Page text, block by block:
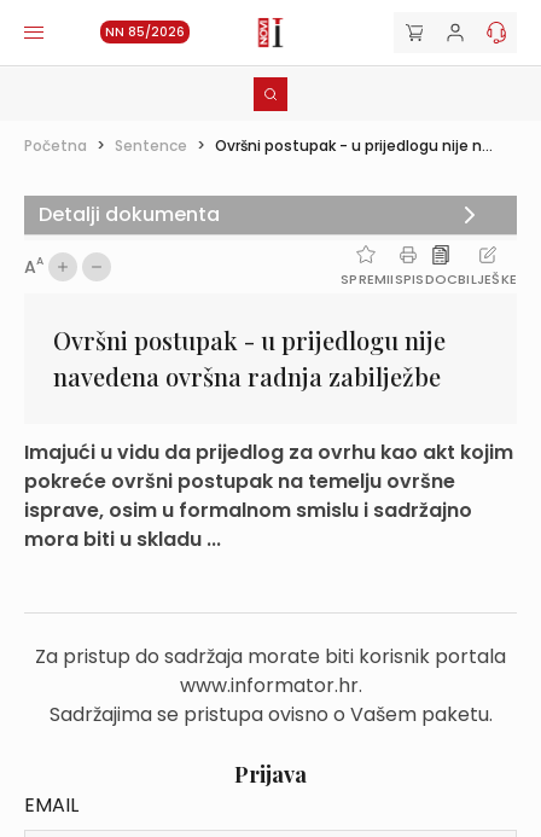
NN 85/2026
Početna > Sentence > Ovršni postupak - u prijedlogu nije n...
AA
SPREMIISPISDOCBILJEŠKE
Ovršni postupak - u prijedlogu nije
navedena ovršna radnja zabilježbe
Imajući u vidu da prijedlog za ovrhu kao akt kojim
pokreće ovršni postupak na temelju ovršne
isprave, osim u formalnom smislu i sadržajno
mora biti u skladu ...
Za pristup do sadržaja morate biti korisnik portala
www.informator.hr.
Sadržajima se pristupa ovisno o Vašem paketu.
Prijava
EMAIL
Detalji dokumenta